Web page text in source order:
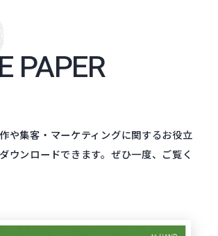
PAPER
や集客・マーケティングに関するお役立
ウンロードできます。 ぜひ一度、ご覧く